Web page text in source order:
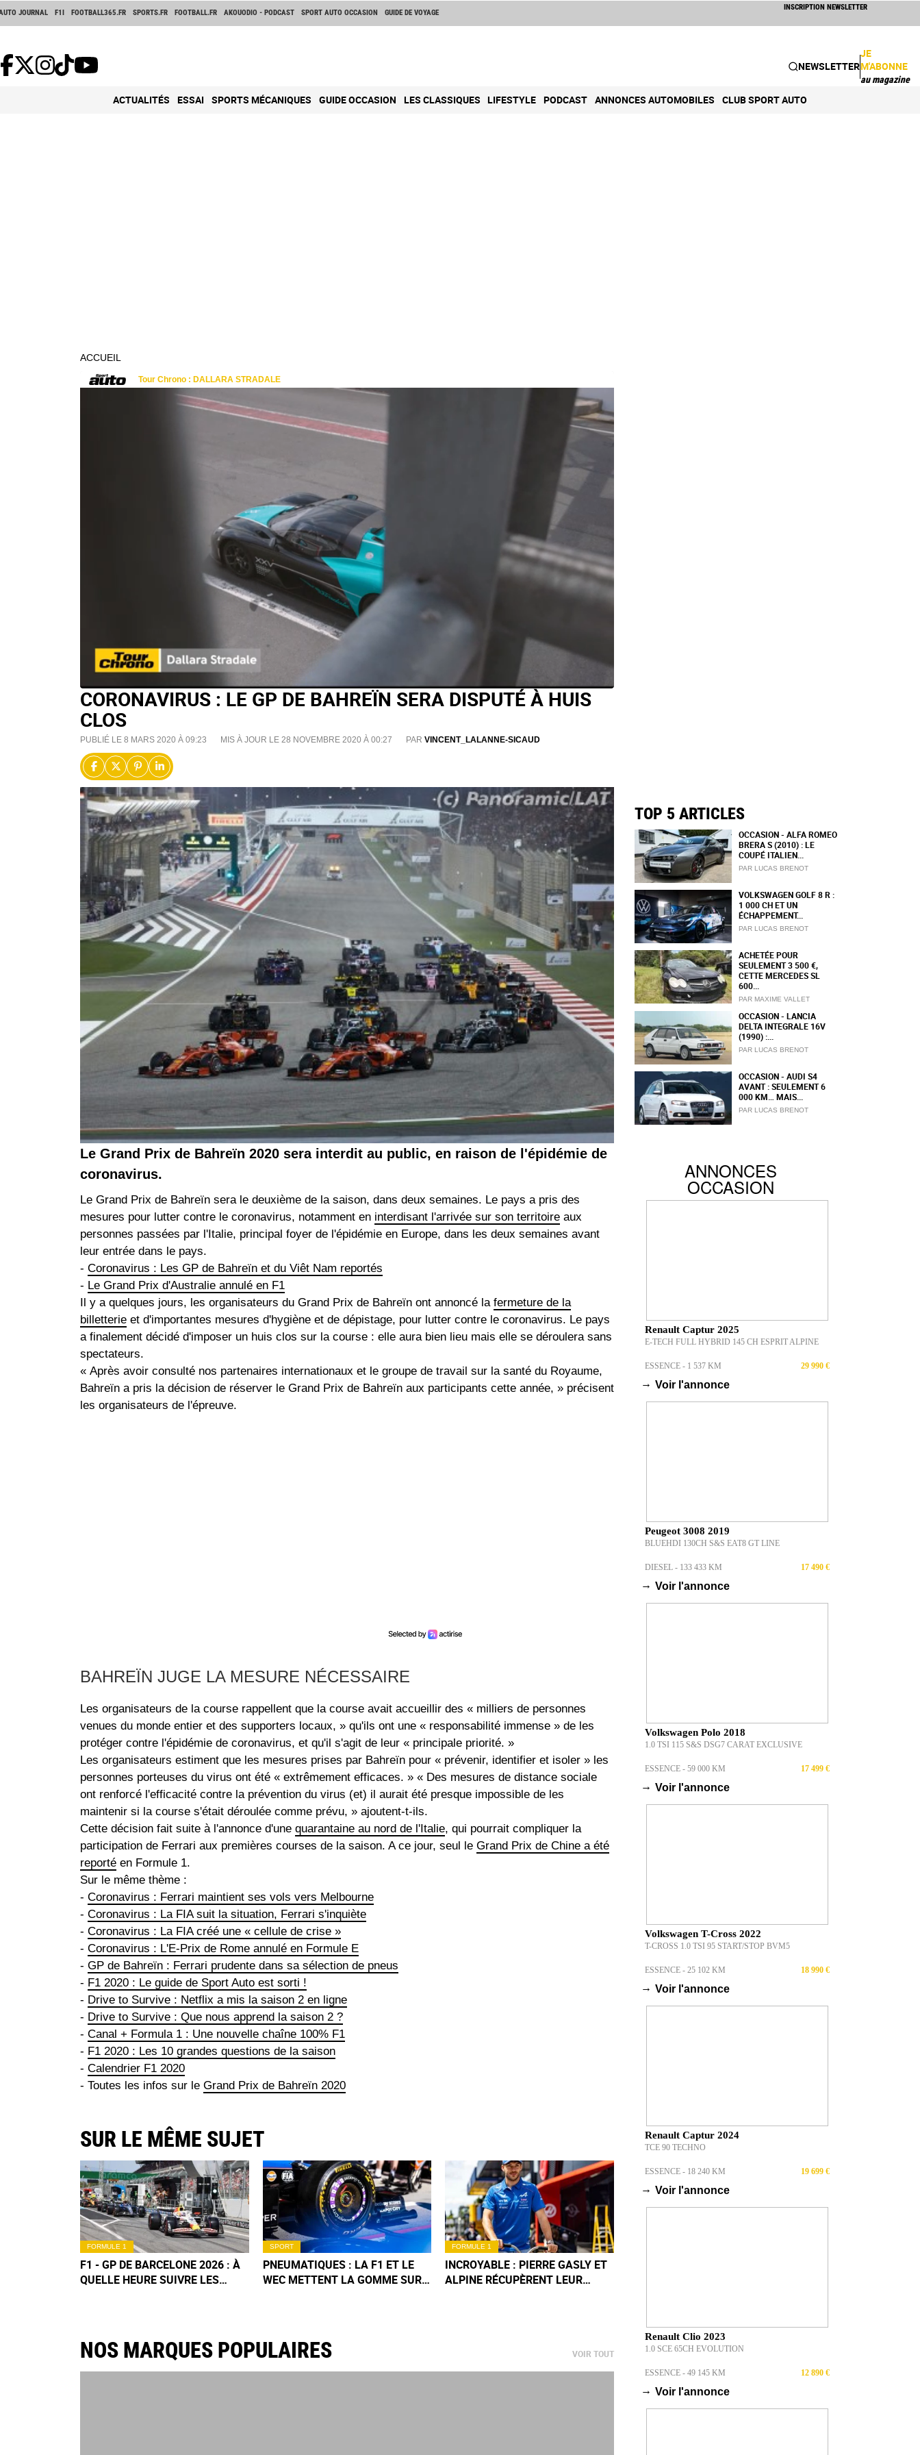
JOURNAL F1I FOOTBALL365.FR SPORTS.FR FOOTBALL.FR AKOUODIO - PODCAST SPORT AUTO OCCASION GUIDE DE VOYAGE
INSCRIPTION NEWSLETTER
NEWSLETTER
JE
M'ABONNE
au magazine
ACTUALITÉS ESSAI SPORTS MÉCANIQUES GUIDE OCCASION LES CLASSIQUES LIFESTYLE PODCAST ANNONCES AUTOMOBILES CLUB SPORT AUTO
ACCUEIL
CORONAVIRUS : LE GP DE BAHREÏN SERA DISPUTÉ À HUIS
CLOS
PUBLIÉ LE 8 MARS 2020 À 09:23 MIS À JOUR LE 28 NOVEMBRE 2020 À 00:27 PAR VINCENT_LALANNE-SICAUD
Le Grand Prix de Bahreïn 2020 sera interdit au public, en raison de l'épidémie de
coronavirus.
Le Grand Prix de Bahreïn sera le deuxième de la saison, dans deux semaines. Le pays a pris des
mesures pour lutter contre le coronavirus, notamment en interdisant l'arrivée sur son territoire aux
personnes passées par l'Italie, principal foyer de l'épidémie en Europe, dans les deux semaines avant
leur entrée dans le pays.
- Coronavirus : Les GP de Bahreïn et du Viêt Nam reportés
- Le Grand Prix d'Australie annulé en F1
Il y a quelques jours, les organisateurs du Grand Prix de Bahreïn ont annoncé la fermeture de la
billetterie et d'importantes mesures d'hygiène et de dépistage, pour lutter contre le coronavirus. Le pays
a finalement décidé d'imposer un huis clos sur la course : elle aura bien lieu mais elle se déroulera sans
spectateurs.
« Après avoir consulté nos partenaires internationaux et le groupe de travail sur la santé du Royaume,
Bahreïn a pris la décision de réserver le Grand Prix de Bahreïn aux participants cette année, » précisent
les organisateurs de l'épreuve.
BAHREÏN JUGE LA MESURE NÉCESSAIRE
Les organisateurs de la course rappellent que la course avait accueillir des « milliers de personnes
venues du monde entier et des supporters locaux, » qu'ils ont une « responsabilité immense » de les
protéger contre l'épidémie de coronavirus, et qu'il s'agit de leur « principale priorité. »
Les organisateurs estiment que les mesures prises par Bahreïn pour « prévenir, identifier et isoler » les
personnes porteuses du virus ont été « extrêmement efficaces. » « Des mesures de distance sociale
ont renforcé l'efficacité contre la prévention du virus (et) il aurait été presque impossible de les
maintenir si la course s'était déroulée comme prévu, » ajoutent-t-ils.
Cette décision fait suite à l'annonce d'une quarantaine au nord de l'Italie, qui pourrait compliquer la
participation de Ferrari aux premières courses de la saison. A ce jour, seul le Grand Prix de Chine a été
reporté en Formule 1.
Sur le même thème :
- Coronavirus : Ferrari maintient ses vols vers Melbourne
- Coronavirus : La FIA suit la situation, Ferrari s'inquiète
- Coronavirus : La FIA créé une « cellule de crise »
- Coronavirus : L'E-Prix de Rome annulé en Formule E
- GP de Bahreïn : Ferrari prudente dans sa sélection de pneus
- F1 2020 : Le guide de Sport Auto est sorti !
- Drive to Survive : Netflix a mis la saison 2 en ligne
- Drive to Survive : Que nous apprend la saison 2 ?
- Canal + Formula 1 : Une nouvelle chaîne 100% F1
- F1 2020 : Les 10 grandes questions de la saison
- Calendrier F1 2020
- Toutes les infos sur le Grand Prix de Bahreïn 2020
SUR LE MÊME SUJET
FORMULE 1
F1 - GP DE BARCELONE 2026 : À
QUELLE HEURE SUIVRE LES
SPORT
PNEUMATIQUES : LA F1 ET LE
WEC METTENT LA GOMME SUR
FORMULE 1
INCROYABLE : PIERRE GASLY ET
ALPINE RÉCUPÈRENT LEUR
NOS MARQUES POPULAIRES VOIR TOUT
TOP 5 ARTICLES
OCCASION - ALFA ROMEO
BRERA S (2010) : LE
COUPÉ ITALIEN...
PAR LUCAS BRENOT
VOLKSWAGEN GOLF 8 R :
1 000 CH ET UN
ÉCHAPPEMENT...
PAR LUCAS BRENOT
ACHETÉE POUR
SEULEMENT 3 500 €,
CETTE MERCEDES SL
600...
PAR MAXIME VALLET
OCCASION - LANCIA
DELTA INTEGRALE 16V
(1990) :...
PAR LUCAS BRENOT
OCCASION - AUDI S4
AVANT : SEULEMENT 6
000 KM… MAIS...
PAR LUCAS BRENOT
ANNONCES
OCCASION
Renault Captur 2025
E-TECH FULL HYBRID 145 CH ESPRIT ALPINE
ESSENCE - 1 537 KM 29 990 €
→ Voir l'annonce
Peugeot 3008 2019
BLUEHDI 130CH S&S EAT8 GT LINE
DIESEL - 133 433 KM 17 490 €
→ Voir l'annonce
Volkswagen Polo 2018
1.0 TSI 115 S&S DSG7 CARAT EXCLUSIVE
ESSENCE - 59 000 KM 17 499 €
→ Voir l'annonce
Volkswagen T-Cross 2022
T-CROSS 1.0 TSI 95 START/STOP BVM5
ESSENCE - 25 102 KM 18 990 €
→ Voir l'annonce
Renault Captur 2024
TCE 90 TECHNO
ESSENCE - 18 240 KM 19 699 €
→ Voir l'annonce
Renault Clio 2023
1.0 SCE 65CH EVOLUTION
ESSENCE - 49 145 KM 12 890 €
→ Voir l'annonce